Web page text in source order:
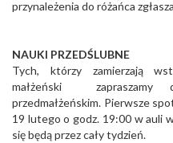
przynależenia do różańca
NAUKI PRZEDŚLUBNE
Tych, którzy zamierzają
małżeński zapraszamy
przedmałżeńskim. Pierwsze
19 lutego o godz. 19:00 w auli
się będą przez cały tydzień.